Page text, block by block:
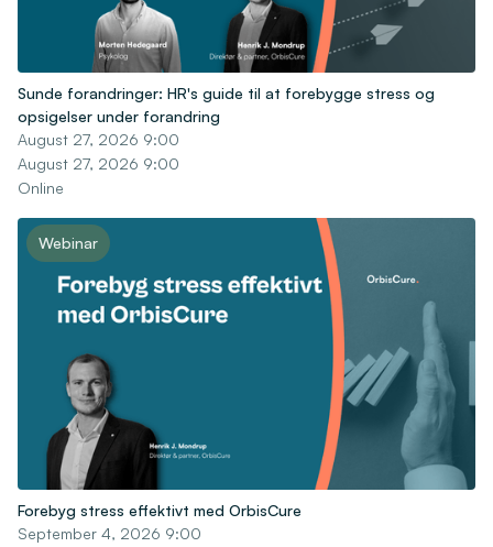
Sunde forandringer: HR's guide til at forebygge stress og
opsigelser under forandring
August 27, 2026 9:00
August 27, 2026 9:00
Online
Webinar
Forebyg stress effektivt med OrbisCure
September 4, 2026 9:00